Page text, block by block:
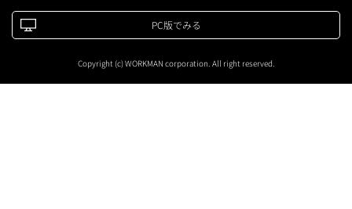
PC版でみる
Copyright (c) WORKMAN corporation. All right reserved.